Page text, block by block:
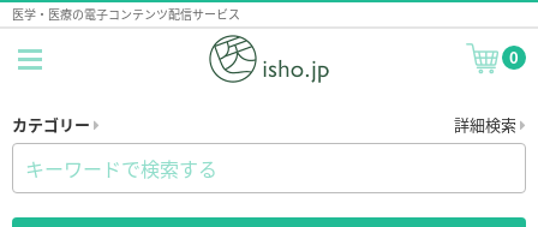
医学・医療の電子コンテンツ配信サービス
0
カテゴリー 詳細検索